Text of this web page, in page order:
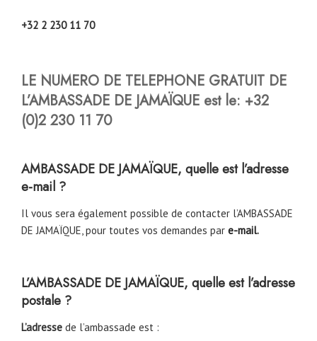
+32 2 230 11 70
LE NUMERO DE TELEPHONE GRATUIT DE
L’AMBASSADE DE JAMAÏQUE est le: +32
(0)2 230 11 70
AMBASSADE DE JAMAÏQUE, quelle est l’adresse
e-mail ?
Il vous sera également possible de contacter l’AMBASSADE
DE JAMAÏQUE, pour toutes vos demandes par e-mail.
L’AMBASSADE DE JAMAÏQUE, quelle est l’adresse
postale ?
L’adresse de l’ambassade est :